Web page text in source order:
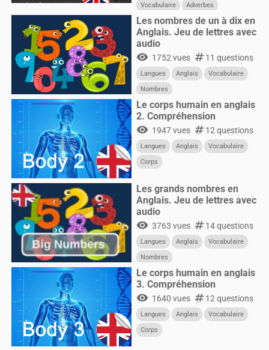
Vocabulaire
Adverbes
Fréquence
Les nombres de un à dix en
Anglais. Jeu de lettres avec
audio
visibility 1752 vues numbers11 questions
Langues Anglais
Vocabulaire
Nombres
Le corps humain en anglais
2. Compréhension
visibility 1947 vues numbers12 questions
Langues Anglais
Vocabulaire
Corps
Les grands nombres en
Anglais. Jeu de lettres avec
audio
visibility 3763 vues numbers14 questions
Langues Anglais
Vocabulaire
Nombres
Le corps humain en anglais
3. Compréhension
visibility 1640 vues numbers12 questions
Langues Anglais
Vocabulaire
Corps